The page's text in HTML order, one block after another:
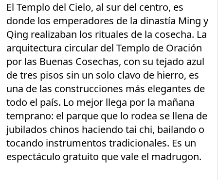
El Templo del Cielo, al sur del centro, es
donde los emperadores de la dinastía Ming y
Qing realizaban los rituales de la cosecha. La
arquitectura circular del Templo de Oración
por las Buenas Cosechas, con su tejado azul
de tres pisos sin un solo clavo de hierro, es
una de las construcciones más elegantes de
todo el país. Lo mejor llega por la mañana
temprano: el parque que lo rodea se llena de
jubilados chinos haciendo tai chi, bailando o
tocando instrumentos tradicionales. Es un
espectáculo gratuito que vale el madrugon.